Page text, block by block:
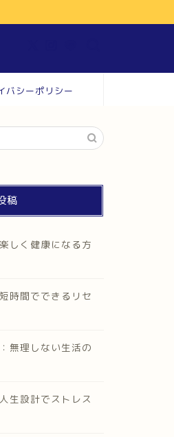
バシーポリシー
稿
しく健康になる方
時間でできるリセ
無理しない生活の
生設計でストレス